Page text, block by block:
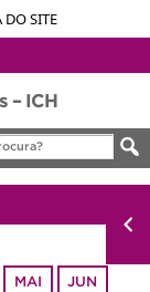
DO SITE
– ICH
MAI JUN